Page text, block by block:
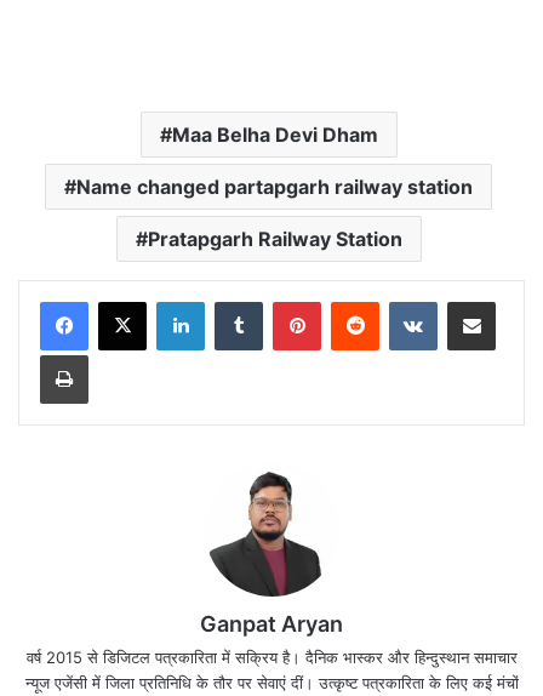
Maa Belha Devi Dham
Name changed partapgarh railway station
Pratapgarh Railway Station
LinkedInTumblr PinterestReddit VKontakteShare via Email
Print
Ganpat Aryan
वर्ष 2015 से डिजिटल पत्रकारिता में सक्रिय है। दैनिक भास्कर और हिन्दुस्थान समाचार
न्यूज एजेंसी में जिला प्रतिनिधि के तौर पर सेवाएं दीं। उत्कृष्ट पत्रकारिता के लिए कई मंचों